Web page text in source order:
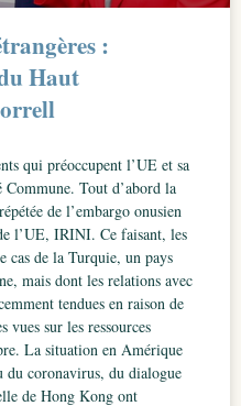
:
Haut
qui préoccupent l’UE et sa
Tout d’abord la
de l’embargo onusien
l’UE, IRINI. Ce faisant, les
cas de la Turquie, un pays
mais dont les relations avec
tendues en raison de
sur les ressources
La situation en Amérique
du coronavirus, du dialogue
de Hong Kong ont